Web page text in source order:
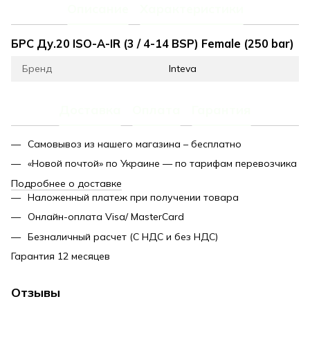
БРС Ду.20 ISO-A-IR (3 / 4-14 BSP) Female (250 bar)
Бренд Inteva
Самовывоз из нашего магазина – бесплатно
«Новой почтой» по Украине — по тарифам перевозчика
Подробнее о доставке
Наложенный платеж при получении товара
Онлайн-оплата Visa/ MasterCard
Безналичный расчет (С НДС и без НДС)
Гарантия 12 месяцев
Отзывы